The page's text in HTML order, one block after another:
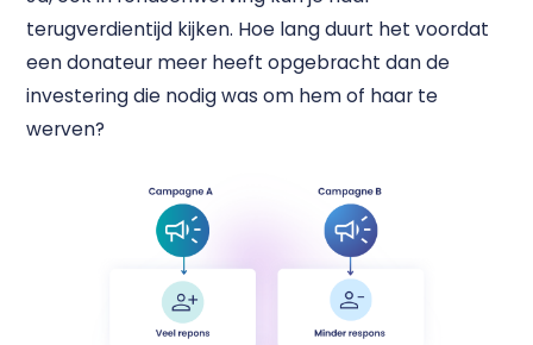
terugverdientijd kijken. Hoe lang duurt het voordat
een donateur meer heeft opgebracht dan de
investering die nodig was om hem of haar te
werven?